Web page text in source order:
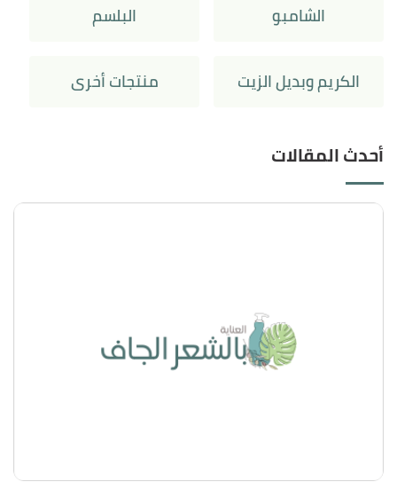
الشامبو البلسم
الكريم وبديل الزيت منتجات أخرى
أحدث المقالات